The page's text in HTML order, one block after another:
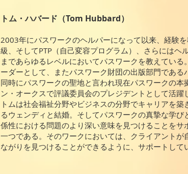
トム・ハバード（Tom Hubbard）
2003年にパスワークのヘルパーになって以来、経験
級、そしてPTP（自己変容プログラム）、さらにはヘ
まであらゆるレベルにおいてパスワークを教えてい
ーダーとして、またパスワーク財団の出版部門である
同時にパスワークの聖地と言われ現在パスワークの
ン・オークスで評議委員会のプレジデントとして活躍
トムは社会福祉分野やビジネスの分野でキャリアを
るウェンディと結婚。そしてパスワークの真摯な学
係性における問題のより深い意味を見つけることを
一つである。そのワークにおいては、クライアント
ながりを見つけることができるように、サポートして